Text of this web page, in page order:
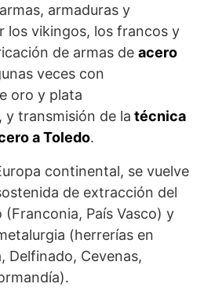
armaduras y
los vikingos, los francos y
de armas de acero
veces con
oro y plata
y transmisión de la téc­nica
a Toledo.
continental, se vuelve
de extracción del
(Franconia, País Vasco) y
(herrerías en
Delfinado, Cevenas,